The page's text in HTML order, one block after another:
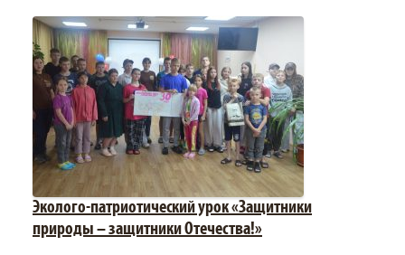
Эколого-патриотический урок «Защитники
природы – защитники Отечества!»